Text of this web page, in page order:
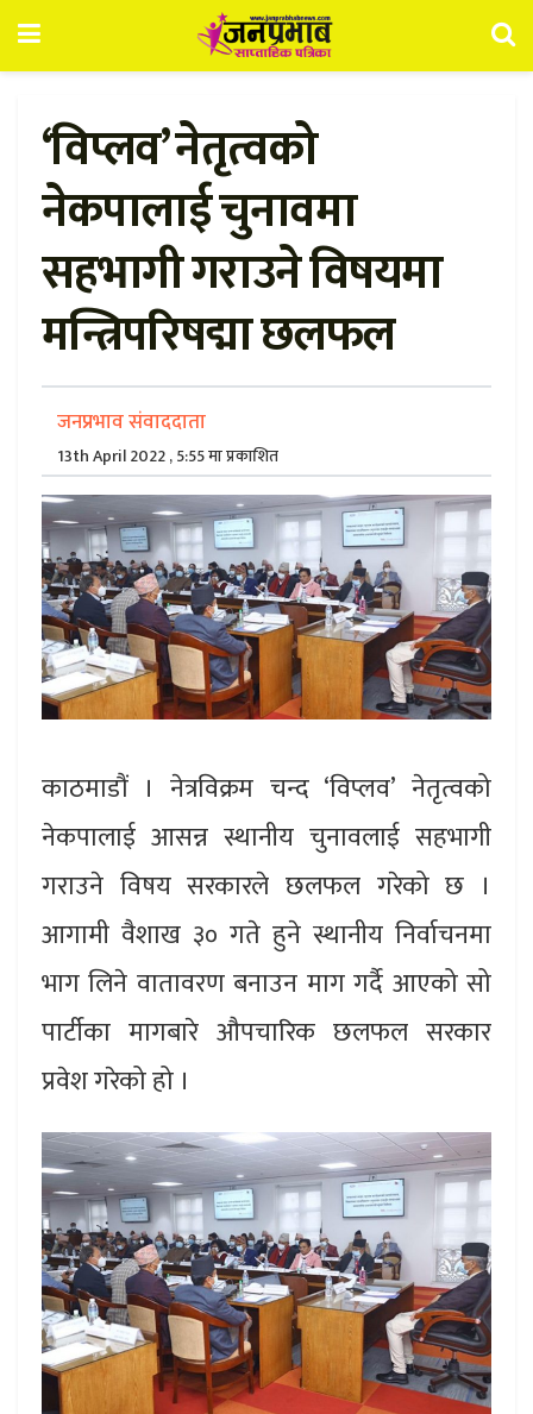
‘विप्लव’ नेतृत्वको
नेकपालाई चुनावमा
सहभागी गराउने विषयमा
मन्त्रिपरिषद्मा छलफल
जनप्रभाव संवाददाता
13th April 2022 , 5:55 मा प्रकाशित
काठमाडौं । नेत्रविक्रम चन्द ‘विप्लव’ नेतृत्वको
नेकपालाई आसन्न स्थानीय चुनावलाई सहभागी
गराउने विषय सरकारले छलफल गरेको छ ।
आगामी वैशाख ३० गते हुने स्थानीय निर्वाचनमा
भाग लिने वातावरण बनाउन माग गर्दै आएको सो
पार्टीका मागबारे औपचारिक छलफल सरकार
प्रवेश गरेको हो ।